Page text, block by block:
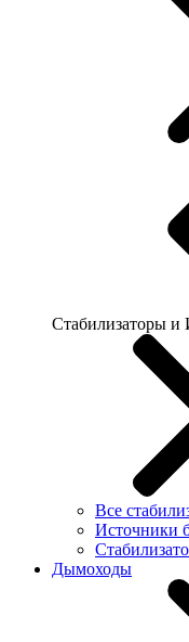
Стабилизаторы
Все
Источники
Дымоходы